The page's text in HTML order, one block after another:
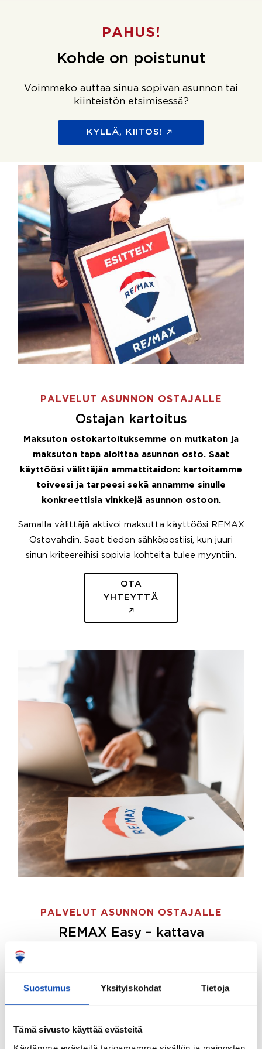
Suostumus Yksityiskohdat Tietoja
Tämä sivusto käyttää evästeitä
PAHUS!
Kohde on poistunut
Voimmeko auttaa sinua sopivan asunnon tai
kiinteistön etsimisessä?
KYLLÄ, KIITOS!
PALVELUT ASUNNON OSTAJALLE
Ostajan kartoitus
Maksuton ostokartoituksemme on mutkaton ja
maksuton tapa aloittaa asunnon osto. Saat
käyttöösi välittäjän ammattitaidon: kartoitamme
toiveesi ja tarpeesi sekä annamme sinulle
konkreettisia vinkkejä asunnon ostoon.
Samalla välittäjä aktivoi maksutta käyttöösi REMAX
Ostovahdin. Saat tiedon sähköpostiisi, kun juuri
sinun kriteereihisi sopivia kohteita tulee myyntiin.
OTA
YHTEYTTÄ
PALVELUT ASUNNON OSTAJALLE
REMAX Easy – kattava
ostajille.
Tee ostotoimeksianto ja etsimme juuri